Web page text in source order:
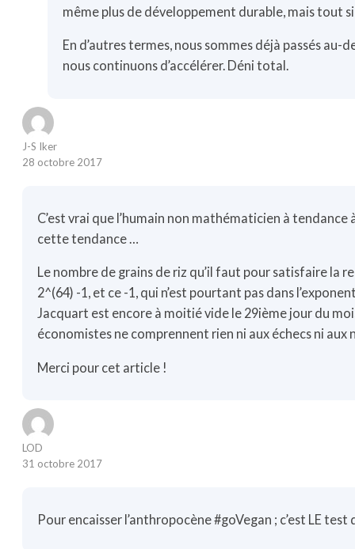
même plus de développement durable, mais tout
En d’autres termes, nous sommes déjà passés
nous continuons d’accélérer. Déni total.
J-S Iker
28 octobre 2017
C’est vrai que l’humain non mathématicien à
cette tendance …
Le nombre de grains de riz qu’il faut pour satisfaire la
2^(64) -1, et ce -1, qui n’est pourtant pas dans
Jacquart est encore à moitié vide le 29ième jour du
économistes ne comprennent rien ni aux échecs ni aux
Merci pour cet article !
LOD
31 octobre 2017
Pour encaisser l’anthropocène #goVegan ; c’est LE